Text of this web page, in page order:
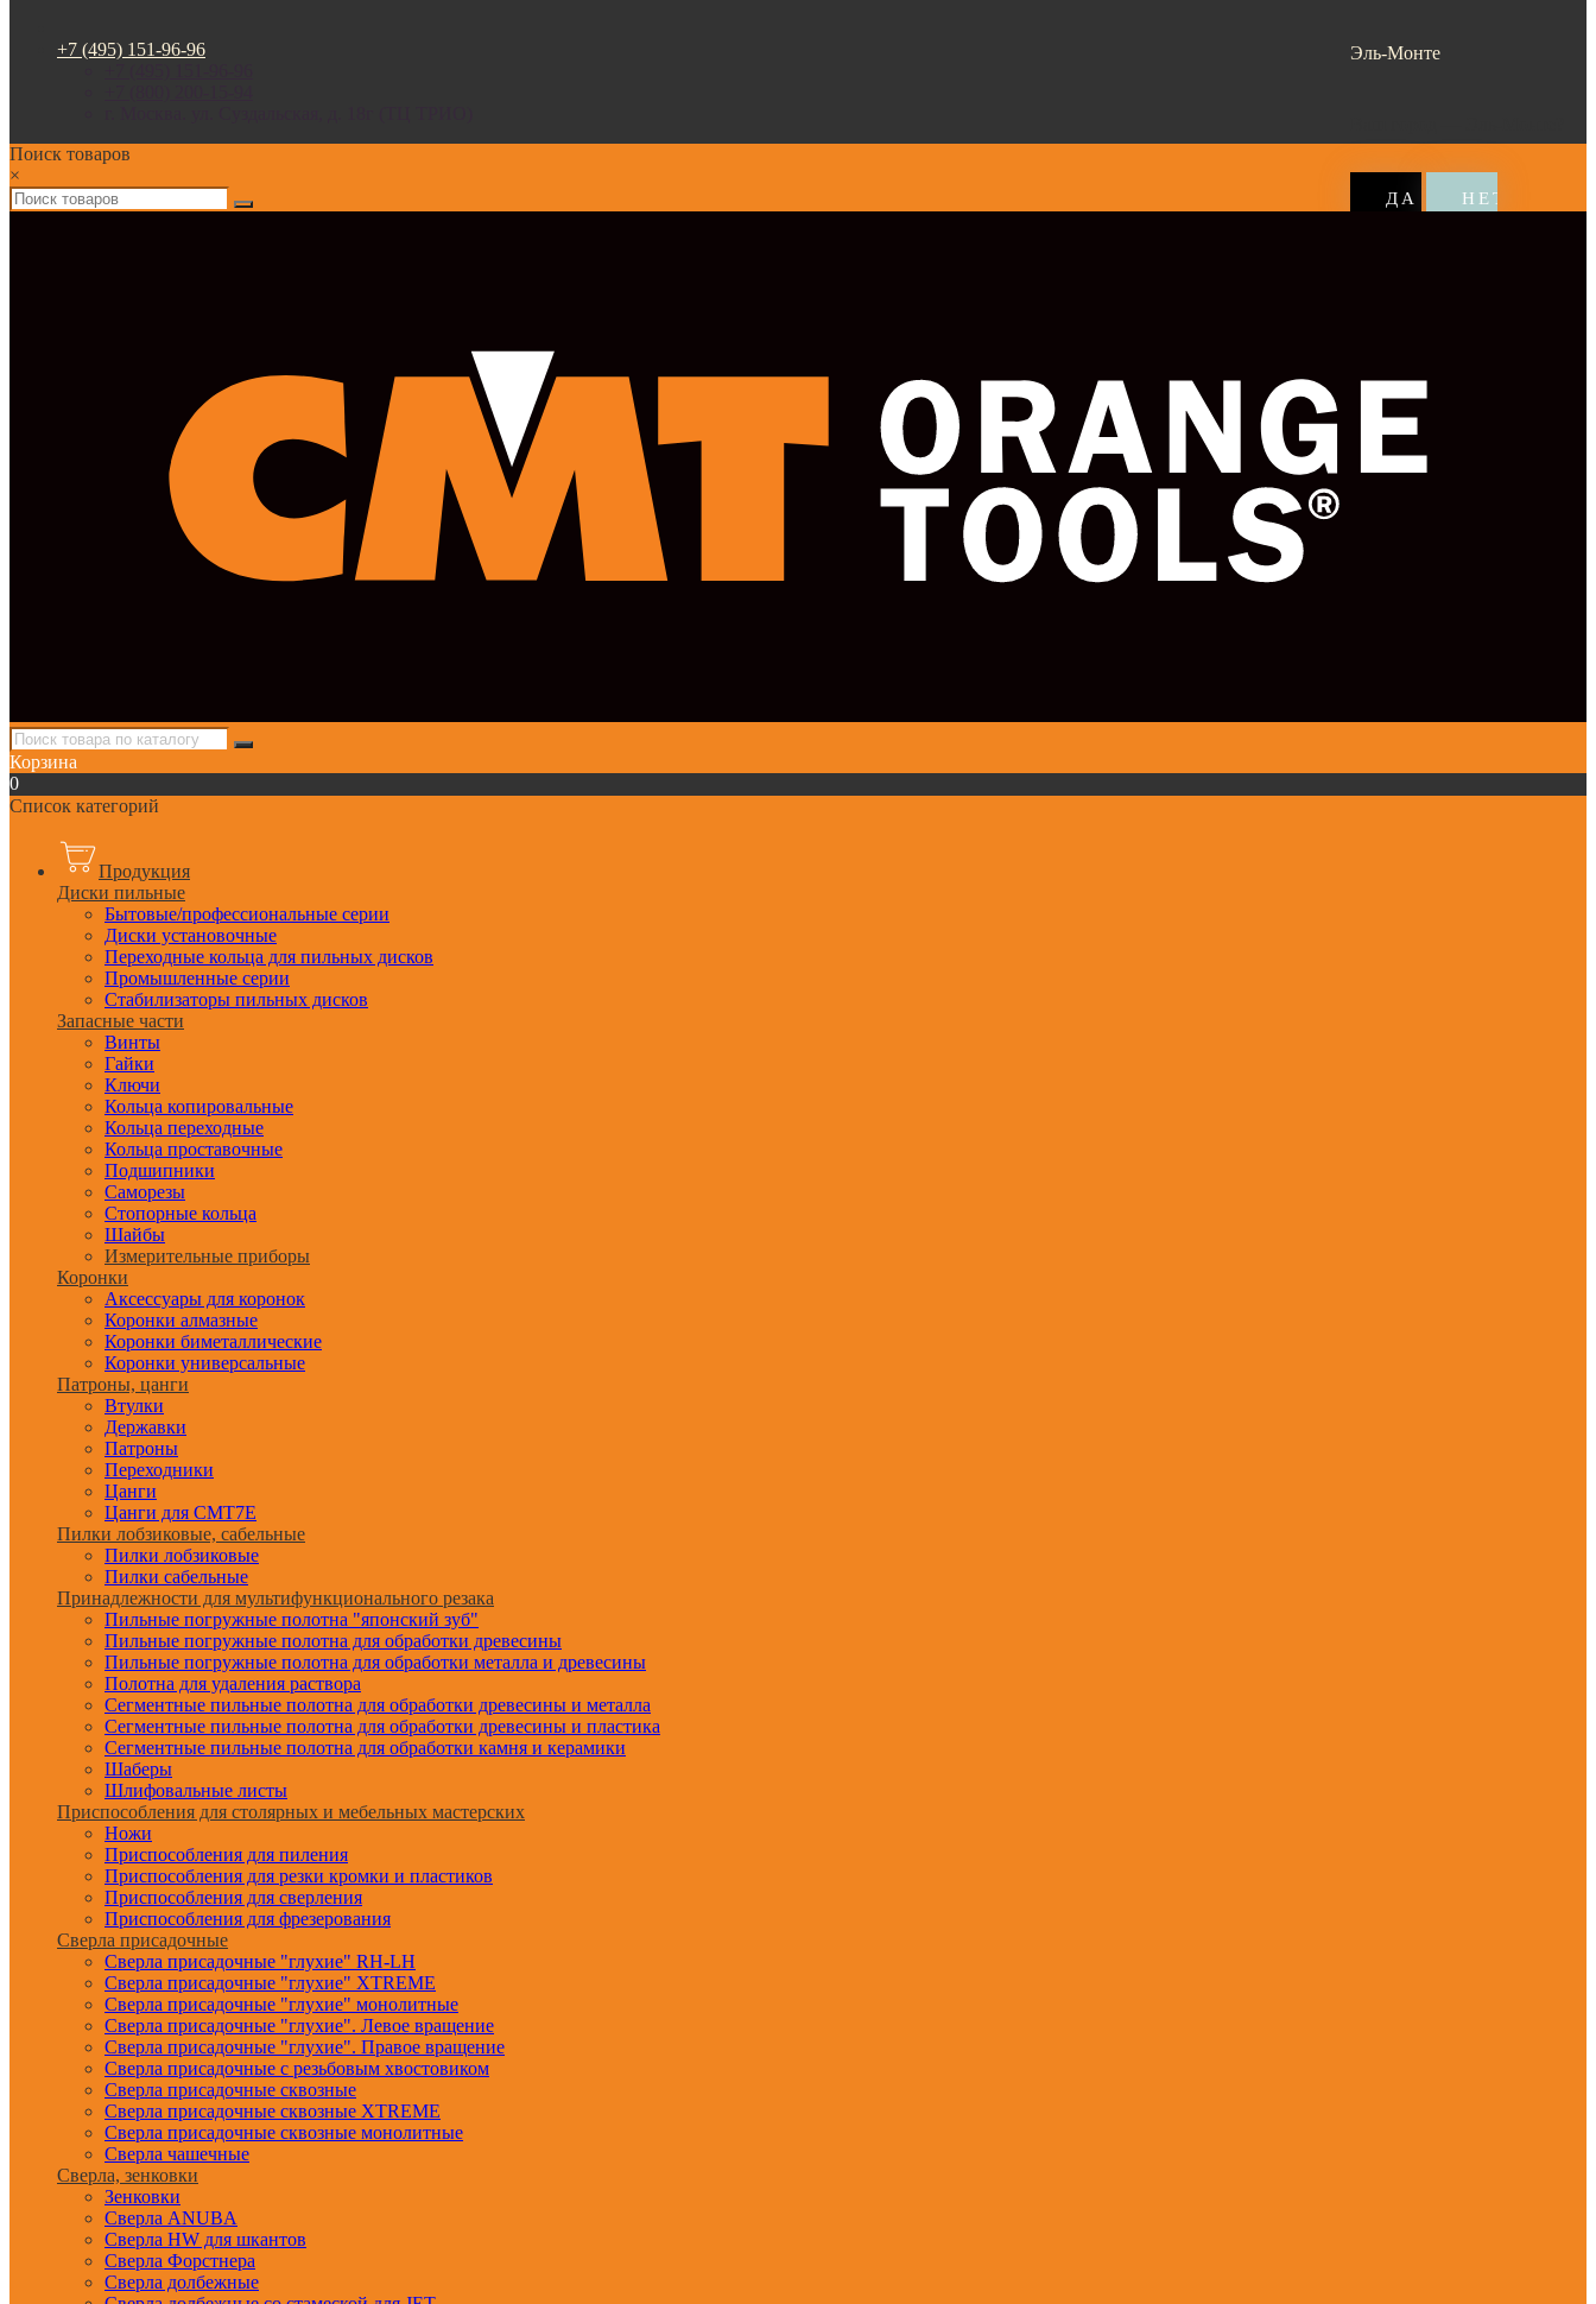
Эль-Монте
+7 (495) 151-96-96
Поиск товаров
×
Корзина
0
Список категорий
Продукция
Диски пильные
Бытовые/профессиональные серии
Диски установочные
Переходные кольца для пильных дисков
Промышленные серии
Стабилизаторы пильных дисков
Запасные части
Винты
Гайки
Ключи
Кольца копировальные
Кольца переходные
Кольца проставочные
Подшипники
Саморезы
Стопорные кольца
Шайбы
Измерительные приборы
Коронки
Аксессуары для коронок
Коронки алмазные
Коронки биметаллические
Коронки универсальные
Патроны, цанги
Втулки
Державки
Патроны
Переходники
Цанги
Цанги для CMT7E
Пилки лобзиковые, сабельные
Пилки лобзиковые
Пилки сабельные
Принадлежности для мультифункционального резака
Пильные погружные полотна "японский зуб"
Пильные погружные полотна для обработки древесины
Пильные погружные полотна для обработки металла и древесины
Полотна для удаления раствора
Сегментные пильные полотна для обработки древесины и металла
Сегментные пильные полотна для обработки древесины и пластика
Сегментные пильные полотна для обработки камня и керамики
Шаберы
Шлифовальные листы
Приспособления для столярных и мебельных мастерских
Ножи
Приспособления для пиления
Приспособления для резки кромки и пластиков
Приспособления для сверления
Приспособления для фрезерования
Сверла присадочные
Сверла присадочные "глухие" RH-LH
Сверла присадочные "глухие" XTREME
Сверла присадочные "глухие" монолитные
Сверла присадочные "глухие". Левое вращение
Сверла присадочные "глухие". Правое вращение
Сверла присадочные с резьбовым хвостовиком
Сверла присадочные сквозные
Сверла присадочные сквозные XTREME
Сверла присадочные сквозные монолитные
Сверла чашечные
Сверла, зенковки
Зенковки
Сверла ANUBA
Сверла HW для шкантов
Сверла Форстнера
Сверла долбежные